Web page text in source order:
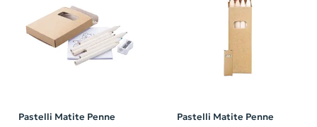
Pastelli Matite Penne Pastelli Matite Penne